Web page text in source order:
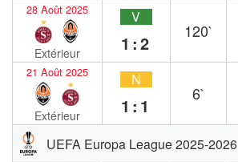
28 Août 2025
Extérieur
V
1:2
120`
21 Août 2025
Extérieur
N
1:1
6`
UEFA Europa League 2025-2026